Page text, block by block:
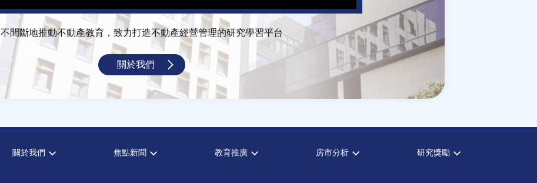
不間斷地推動不動產教育，致力打造不動產經營管理的研究學習平台
關於我們
關於我們 焦點新聞 教育推廣 房市分析 研究獎勵